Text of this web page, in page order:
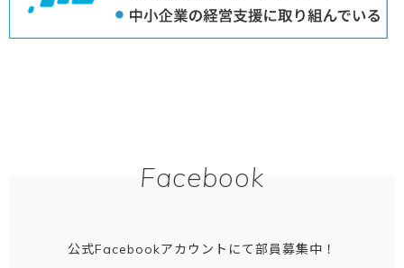
Facebook
公式Facebookアカウントにて部員募集中！